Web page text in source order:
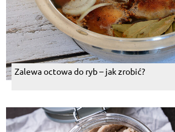
Zalewa octowa do ryb – jak zrobić?